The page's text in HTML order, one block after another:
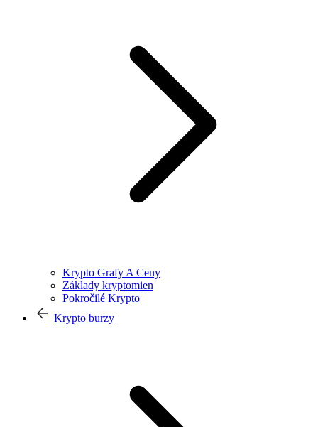
Krypto Grafy A Ceny
Základy kryptomien
Pokročilé Krypto
Krypto burzy